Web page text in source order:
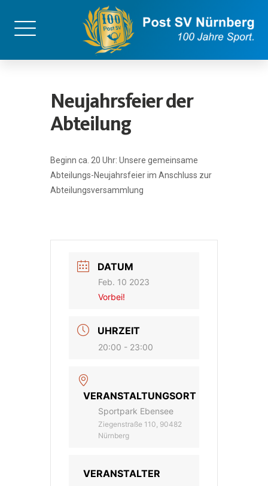
Neujahrsfeier der
Abteilung
Beginn ca. 20 Uhr: Unsere gemeinsame
Abteilungs-Neujahrsfeier im Anschluss zur
Abteilungsversammlung
DATUM
Feb. 10 2023
Vorbei!
UHRZEIT
20:00 - 23:00
VERANSTALTUNGSORT
Sportpark Ebensee
Ziegenstraße 110, 90482
Nürnberg
VERANSTALTER